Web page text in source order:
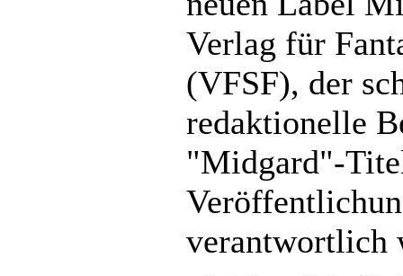
Verlag für
(VFSF), der
redaktionelle
"Midgard"-
verantwortlich